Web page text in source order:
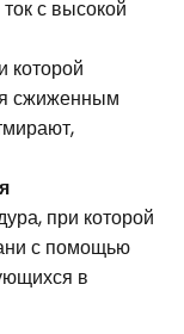
с высокой
которой
сжиженным
при которой
с помощью
в